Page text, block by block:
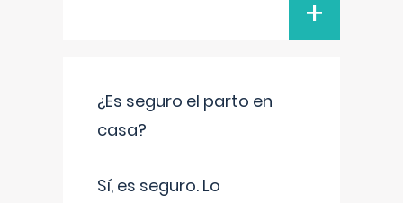
+
¿Es seguro el parto en
casa?
Sí, es seguro. Lo